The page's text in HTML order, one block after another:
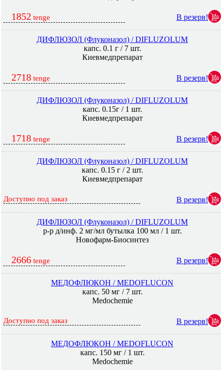
1852 tenge В резерв!
ДИФЛЮЗОЛ (Флуконазол) / DIFLUZOLUM
капс. 0.1 г / 7 шт.
Киевмедпрепарат
2718 tenge В резерв!
ДИФЛЮЗОЛ (Флуконазол) / DIFLUZOLUM
капс. 0.15г / 1 шт.
Киевмедпрепарат
1718 tenge В резерв!
ДИФЛЮЗОЛ (Флуконазол) / DIFLUZOLUM
капс. 0.15 г / 2 шт.
Киевмедпрепарат
Доступно под заказ В резерв!
ДИФЛЮЗОЛ (Флуконазол) / DIFLUZOLUM
р-р д/инф. 2 мг/мл бутылка 100 мл / 1 шт.
Новофарм-Биосинтез
2666 tenge В резерв!
МЕДОФЛЮКОН / MEDOFLUCON
капс. 50 мг / 7 шт.
Medochemie
Доступно под заказ В резерв!
МЕДОФЛЮКОН / MEDOFLUCON
капс. 150 мг / 1 шт.
Medochemie